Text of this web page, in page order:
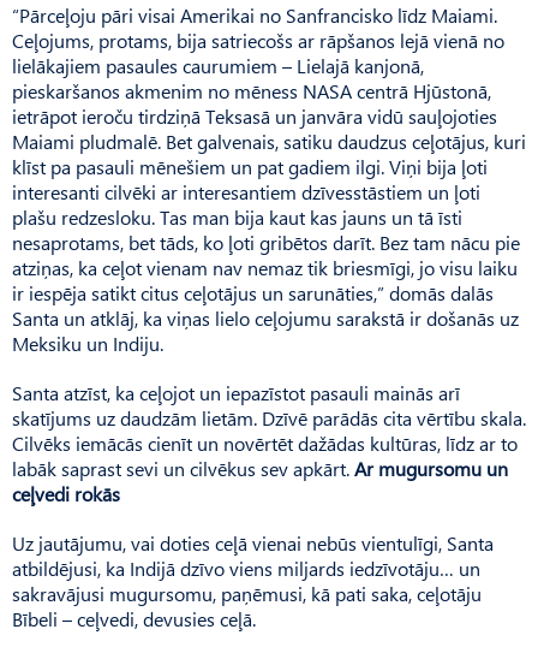
“Pārceļoju pāri visai Amerikai no Sanfrancisko līdz Maiami.
Ceļojums, protams, bija satriecošs ar rāpšanos lejā vienā no
lielākajiem pasaules caurumiem – Lielajā kanjonā,
pieskaršanos akmenim no mēness NASA centrā Hjūstonā,
ietrāpot ieroču tirdziņā Teksasā un janvāra vidū sauļojoties
Maiami pludmalē. Bet galvenais, satiku daudzus ceļotājus, kuri
klīst pa pasauli mēnešiem un pat gadiem ilgi. Viņi bija ļoti
interesanti cilvēki ar interesantiem dzīvesstāstiem un ļoti
plašu redzesloku. Tas man bija kaut kas jauns un tā īsti
nesaprotams, bet tāds, ko ļoti gribētos darīt. Bez tam nācu pie
atziņas, ka ceļot vienam nav nemaz tik briesmīgi, jo visu laiku
ir iespēja satikt citus ceļotājus un sarunāties,” domās dalās
Santa un atklāj, ka viņas lielo ceļojumu sarakstā ir došanās uz
Meksiku un Indiju.
Santa atzīst, ka ceļojot un iepazīstot pasauli mainās arī
skatījums uz daudzām lietām. Dzīvē parādās cita vērtību skala.
Cilvēks iemācās cienīt un novērtēt dažādas kultūras, līdz ar to
labāk saprast sevi un cilvēkus sev apkārt.Ar mugursomu un
ceļvedi rokās
Uz jautājumu, vai doties ceļā vienai nebūs vientulīgi, Santa
atbildējusi, ka Indijā dzīvo viens miljards iedzīvotāju… un
sakravājusi mugursomu, paņēmusi, kā pati saka, ceļotāju
Bībeli – ceļvedi, devusies ceļā.